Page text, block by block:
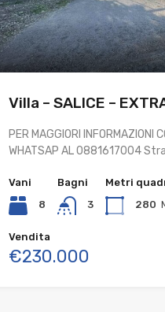
Villa – SALICE –
PER MAGGIORI INFORMAZIONI
WHATSAP AL 0881617004
Vani
8
Bagni
3
Metri
280
Vendita
€230.000